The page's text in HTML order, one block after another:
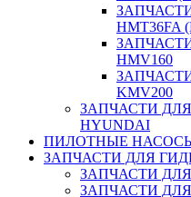
HMT36FA
HMV160
KMV200
ЗАПЧАСТИ
HYUNDAI
ПИЛОТНЫЕ
ЗАПЧАСТИ ДЛЯ
ЗАПЧАСТИ
ЗАПЧАСТИ